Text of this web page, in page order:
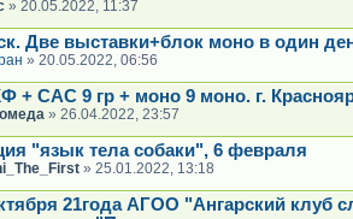
» 20.05.2022, 11:37
Две выставки+блок моно в один
» 20.05.2022, 06:56
+ САС 9 гр + моно 9 моно. г.
» 26.04.2022, 23:57
"язык тела собаки", 6 февраля
» 25.01.2022, 13:18
21года АГОО "Ангарский клуб